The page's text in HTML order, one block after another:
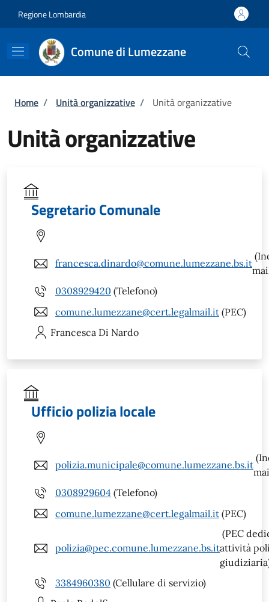
Regione Lombardia
Comune di Lumezzane
Briciole di pane
Home / Unità organizzative / Unità organizzative
Unità organizzative
Segretario Comunale
francesca.dinardo@comune.lumezzane.bs.it
0308929420 (Telefono)
comune.lumezzane@cert.legalmail.it (PEC)
Francesca Di Nardo
Ufficio polizia locale
polizia.municipale@comune.lumezzane.bs.it
0308929604 (Telefono)
comune.lumezzane@cert.legalmail.it (PEC)
polizia@pec.comune.lumezzane.bs.it
(PEC
attività
3384960380 (Cellulare di servizio)